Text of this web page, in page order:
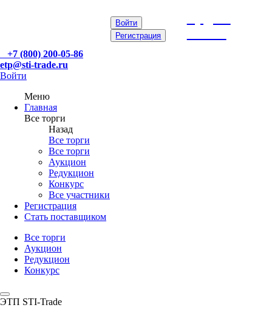
Войти
Регистрация
+7 (800) 200-05-86
etp@sti-trade.ru
Войти
Меню
Главная
Все торги
Назад
Все торги
Все торги
Аукцион
Редукцион
Конкурс
Все участники
Регистрация
Стать поставщиком
Все торги
Аукцион
Редукцион
Конкурс
ЭТП STI-Trade